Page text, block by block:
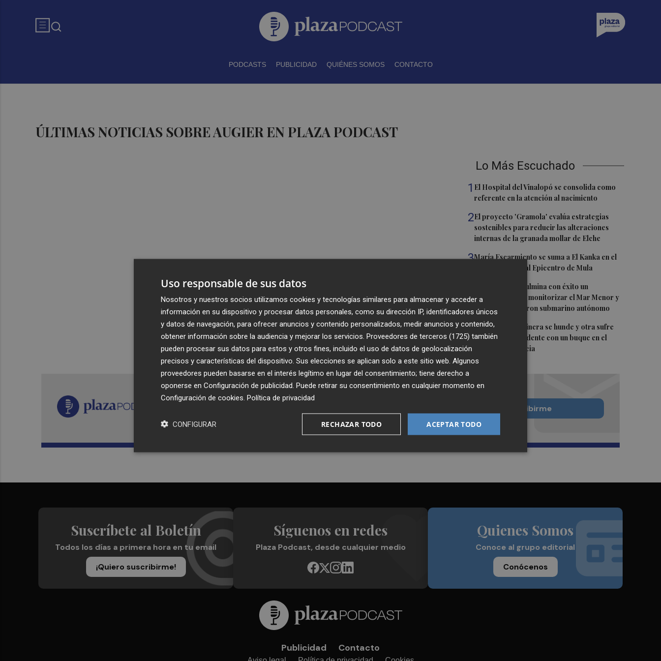
PODCASTS PUBLICIDAD QUIÉNES SOMOS CONTACTO
ÚLTIMAS NOTICIAS SOBRE AUGIER EN PLAZA PODCAST
Lo Más Escuchado
1 El Hospital del Vinalopó se consolida como
referente en la atención al nacimiento
2El proyecto 'Gramola' evalúa estrategias
sostenibles para reducir las alteraciones
internas de la granada mollar de Elche
3María Escarmiento se suma a El Kanka en el
cartel del festival Epicentro de Mula
UPCT Makers culmina con éxito un
catamarán para monitorizar el Mar Menor y
ya prepara un dron submarino autónomo
5Una batea clochinera se hunde y otra sufre
daños en un incidente con un buque en el
puerto de Valencia
Recibe toda la actualidad de
Plaza Podcast en tu correo
Quiero suscribirme
Suscríbete al Boletín
Todos los días a primera hora en tu email
¡Quiero suscribirme!
Síguenos en redes
Plaza Podcast, desde cualquier medio
Quienes Somos
Conoce al grupo editorial
Conócenos
Publicidad Contacto
Uso responsable de sus datos
Nosotros y nuestros socios utilizamos cookies y tecnologías similares para almacenar y acceder a
información en su dispositivo y procesar datos personales, como su dirección IP, identificadores únicos
y datos de navegación, para ofrecer anuncios y contenido personalizados, medir anuncios y contenido,
obtener información sobre la audiencia y mejorar los servicios. Proveedores de terceros (1725) también
pueden procesar sus datos para estos y otros fines, incluido el uso de datos de geolocalización
precisos y características del dispositivo. Sus elecciones se aplican solo a este sitio web. Algunos
proveedores pueden basarse en el interés legítimo en lugar del consentimiento; tiene derecho a
oponerse en Configuración de publicidad . Puede retirar su consentimiento en cualquier momento en
Configuración de cookies Política de privacidad
ACEPTAR TODO
RECHAZAR TODO
CONFIGURAR